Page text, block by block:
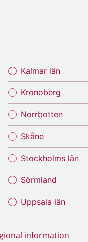
Kalmar län
Kronoberg
Norrbotten
Skåne
Stockholms län
Sörmland
Uppsala län
information